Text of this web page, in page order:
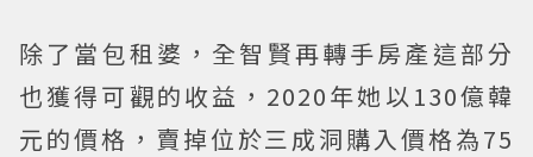
除了當包租婆，全智賢再轉手房產這部分
也獲得可觀的收益，2020年她以130億韓
元的價格，賣掉位於三成洞購入價格為75